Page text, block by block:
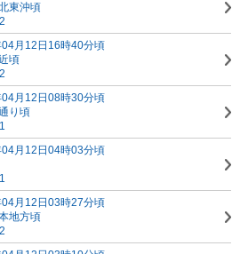
東沖頃
月12日16時40分頃
頃
月12日08時30分頃
り頃
月12日04時03分頃
月12日03時27分頃
地方頃